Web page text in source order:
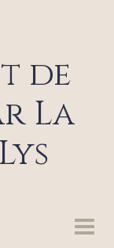
de
La